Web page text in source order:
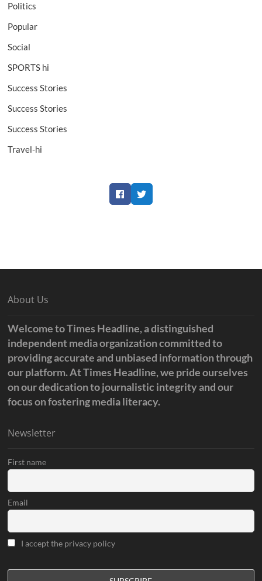
Politics
Popular
Social
SPORTS hi
Success Stories
Success Stories
Success Stories
Travel-hi
FacebookTwitter
About Us
Welcome to Times Headline, a distinguished
independent media organization committed to
providing accurate and unbiased information through
our platform. At Times Headline, we pride ourselves
on our dedication to journalistic integrity and our
focus on fostering media literacy.
Newsletter
First name
Email
I accept the privacy policy